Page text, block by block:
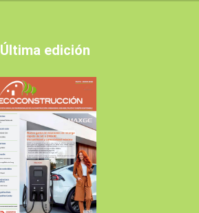
Última edición